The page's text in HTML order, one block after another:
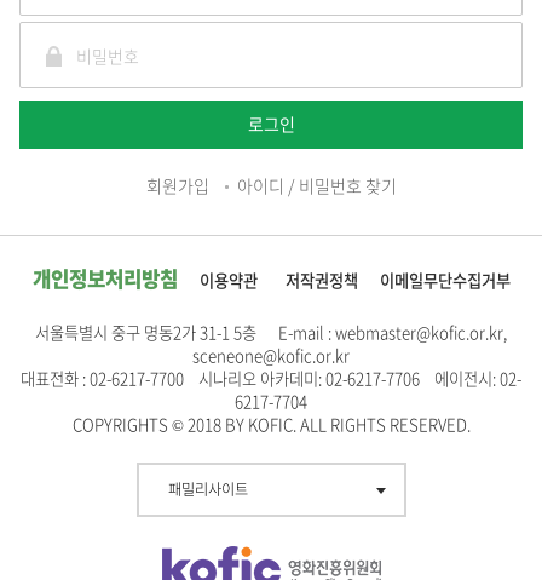
로그인
회원가입 아이디 / 비밀번호 찾기
개인정보처리방침 이용약관 저작권정책 이메일무단수집거부
서울특별시 중구 명동2가 31-1 5층 E-mail : webmaster@kofic.or.kr,
sceneone@kofic.or.kr
대표전화 : 02-6217-7700 시나리오 아카데미: 02-6217-7706 에이전시: 02-
6217-7704
COPYRIGHTS © 2018 BY KOFIC. ALL RIGHTS RESERVED.
패밀리사이트